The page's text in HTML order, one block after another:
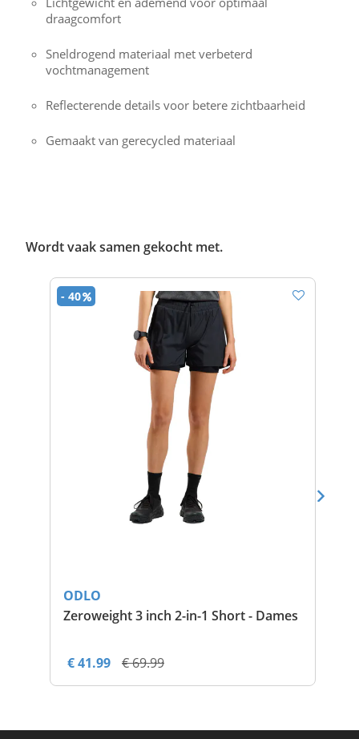
draagcomfort
Sneldrogend materiaal met verbeterd
vochtmanagement
Reflecterende details voor betere zichtbaarheid
Gemaakt van gerecycled materiaal
Wordt vaak samen gekocht met.
ODLO
Zeroweight 3 inch 2-in-1 Short - Dames
€ 41.99 € 69.99
- 40